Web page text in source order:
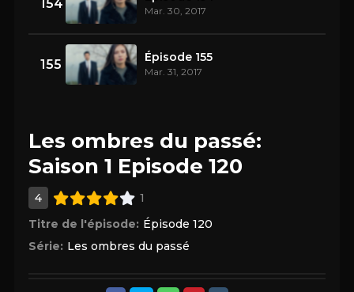
154 Mar. 30, 2017
155 Épisode 155
Mar. 31, 2017
Les ombres du passé:
Saison 1 Episode 120
4
1
Titre de l'épisode: Épisode 120
Série: Les ombres du passé